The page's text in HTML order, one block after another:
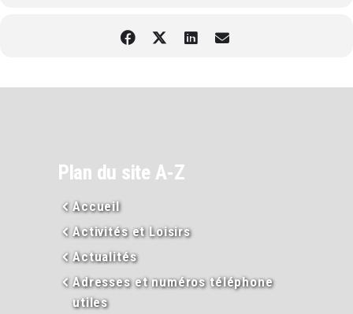
Plan du site A-Z
Accueil
Activités et Loisirs
Actualités
Adresses et numéros téléphone
utiles